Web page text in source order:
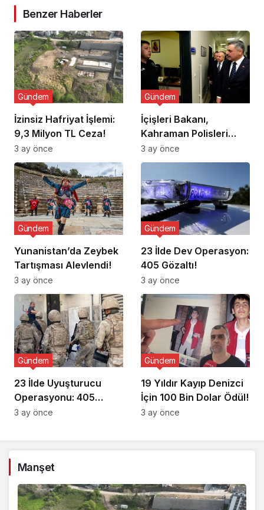
Benzer Haberler
İzinsiz Hafriyat İşlemi:
9,3 Milyon TL Ceza!
Gündem
3 ay önce
İçişleri Bakanı,
Kahraman Polisleri
Ziyaret Etti
Gündem
3 ay önce
Yunanistan’da Zeybek
Tartışması Alevlendi!
Gündem
3 ay önce
23 İlde Dev Operasyon:
405 Gözaltı!
Gündem
3 ay önce
23 İlde Uyuşturucu
Operasyonu: 405
Gözaltı!
Gündem
3 ay önce
19 Yıldır Kayıp Denizci
İçin 100 Bin Dolar Ödül!
Gündem
3 ay önce
Manşet